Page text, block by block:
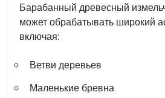
Барабанный древесный
может обрабатывать широкий
включая:
Ветви деревьев
Маленькие бревна